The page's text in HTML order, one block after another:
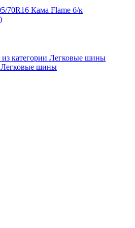
70R16 Кама Flame б/к
из категории Легковые шины
Легковые шины